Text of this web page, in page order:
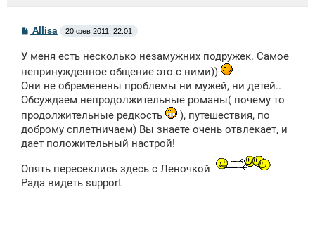
С
о
б
щ
е
н
и
Allisa 20 фев 2011, 22:01
У меня есть несколько незамужних подружек. Самое
непринужденное общение это с ними))
Они не обременены проблемы ни мужей, ни детей..
Обсуждаем непродолжительные романы( почему то
продолжительные редкость
), путешествия, по
доброму сплетничаем) Вы знаете очень отвлекает, и
дает положительный настрой!
Опять пересеклись здесь с Леночкой
Рада видеть support